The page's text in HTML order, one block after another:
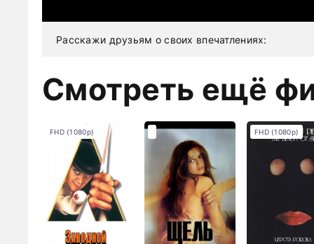
Расскажи друзьям о своих впечатлениях:
Смотреть ещё
FHD (1080p) FHD (1080p)